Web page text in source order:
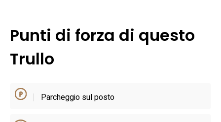
consentono il controllo climatico in ogni stagione.
Completano la dotazione smart TV, sistema audio,
cassaforte, Wi‑Fi e un’area esterna ideale per colazione o
check‑in automatico.
Punti di forza di questo
Trullo
Parcheggio sul posto